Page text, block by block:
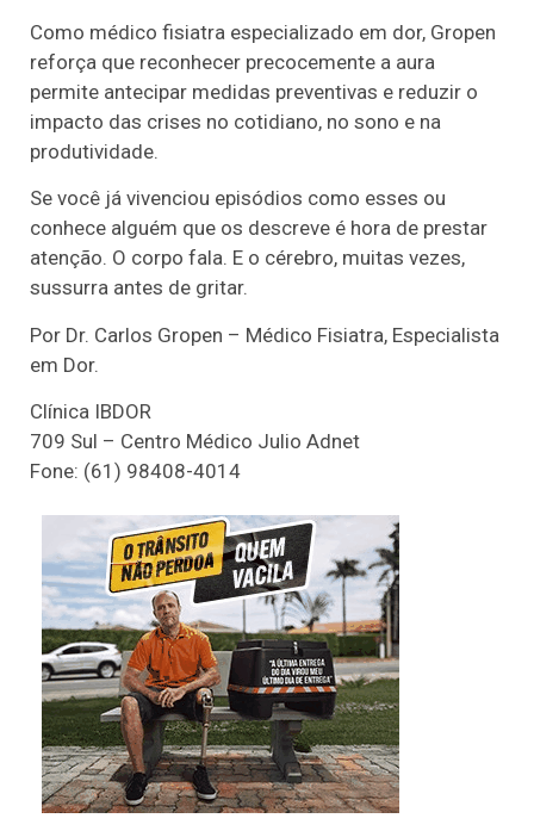
Como médico fisiatra especializado em dor, Gropen
reforça que reconhecer precocemente a aura
permite antecipar medidas preventivas e reduzir o
impacto das crises no cotidiano, no sono e na
produtividade.
Se você já vivenciou episódios como esses ou
conhece alguém que os descreve é hora de prestar
atenção. O corpo fala. E o cérebro, muitas vezes,
sussurra antes de gritar.
Por Dr. Carlos Gropen – Médico Fisiatra, Especialista
em Dor.
Clínica IBDOR
709 Sul – Centro Médico Julio Adnet
Fone: (61) 98408-4014